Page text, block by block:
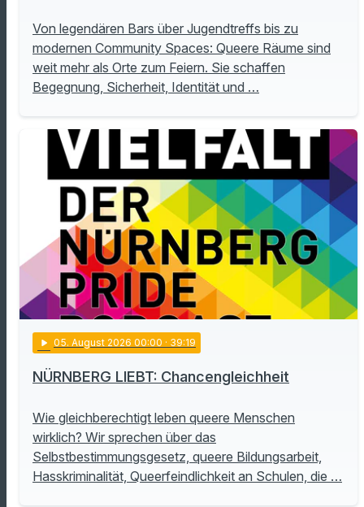
Von legendären Bars über Jugendtreffs bis zu
modernen Community Spaces: Queere Räume sind
weit mehr als Orte zum Feiern. Sie schaffen
Begegnung, Sicherheit, Identität und …
play_arrow 05. August 2026 00:00 · 39:19
NÜRNBERG LIEBT: Chancengleichheit
Wie gleichberechtigt leben queere Menschen
wirklich? Wir sprechen über das
Selbstbestimmungsgesetz, queere Bildungsarbeit,
Hasskriminalität, Queerfeindlichkeit an Schulen, die …